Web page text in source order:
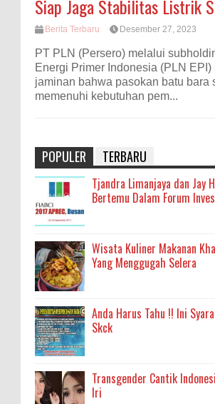
Siap Jaga Stabilitas Listrik
Berita Terbaru Desember 27, 2023
PT PLN (Persero) melalui
Energi Primer Indonesia (PLN EPI)
jaminan bahwa pasokan batu bara
memenuhi kebutuhan pem...
POPULER TERBARU
Tjandra Limanjaya dan Jay
Bertemu Dalam Forum
Wisata Kuliner Makanan
Yang Menggugah Selera
Anda Harus Tahu !! Ini
Skck
Transgender Cantik
Iri